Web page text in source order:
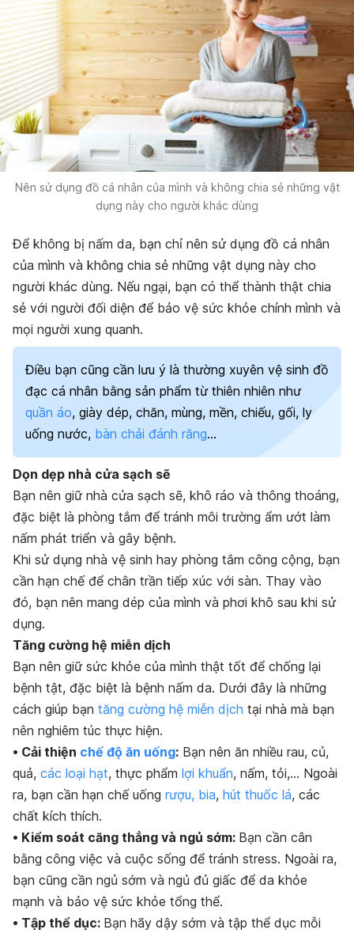
Nên sử dụng đồ cá nhân của mình và không chia sẻ những vật
dụng này cho người khác dùng
Để không bị nấm da, bạn chỉ nên sử dụng đồ cá nhân
của mình và không chia sẻ những vật dụng này cho
người khác dùng. Nếu ngại, bạn có thể thành thật chia
sẻ với người đối diện để bảo vệ sức khỏe chính mình và
mọi người xung quanh.
Điều bạn cũng cần lưu ý là thường xuyên vệ sinh đồ
đạc cá nhân bằng sản phẩm từ thiên nhiên như
quần áo, giày dép, chăn, mùng, mền, chiếu, gối, ly
uống nước, bàn chải đánh răng…
Dọn dẹp nhà cửa sạch sẽ
Bạn nên giữ nhà cửa sạch sẽ, khô ráo và thông thoáng,
đặc biệt là phòng tắm để tránh môi trường ẩm ướt làm
nấm phát triển và gây bệnh.
Khi sử dụng nhà vệ sinh hay phòng tắm công cộng, bạn
cần hạn chế để chân trần tiếp xúc với sàn. Thay vào
đó, bạn nên mang dép của mình và phơi khô sau khi sử
dụng.
Tăng cường hệ miễn dịch
Bạn nên giữ sức khỏe của mình thật tốt để chống lại
bệnh tật, đặc biệt là bệnh nấm da. Dưới đây là những
cách giúp bạn tăng cường hệ miễn dịch tại nhà mà bạn
nên nghiêm túc thực hiện.
• Cải thiện chế độ ăn uống: Bạn nên ăn nhiều rau, củ,
quả, các loại hạt, thực phẩm lợi khuẩn, nấm, tỏi,… Ngoài
ra, bạn cần hạn chế uống rượu, bia, hút thuốc lá, các
chất kích thích.
• Kiểm soát căng thẳng và ngủ sớm: Bạn cần cân
bằng công việc và cuộc sống để tránh stress. Ngoài ra,
bạn cũng cần ngủ sớm và ngủ đủ giấc để da khỏe
mạnh và bảo vệ sức khỏe tổng thể.
• Tập thể dục: Bạn hãy dậy sớm và tập thể dục mỗi